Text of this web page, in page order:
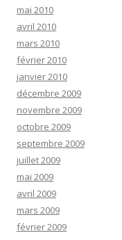
mai 2010
avril 2010
mars 2010
février 2010
janvier 2010
décembre 2009
novembre 2009
octobre 2009
septembre 2009
juillet 2009
mai 2009
avril 2009
mars 2009
février 2009